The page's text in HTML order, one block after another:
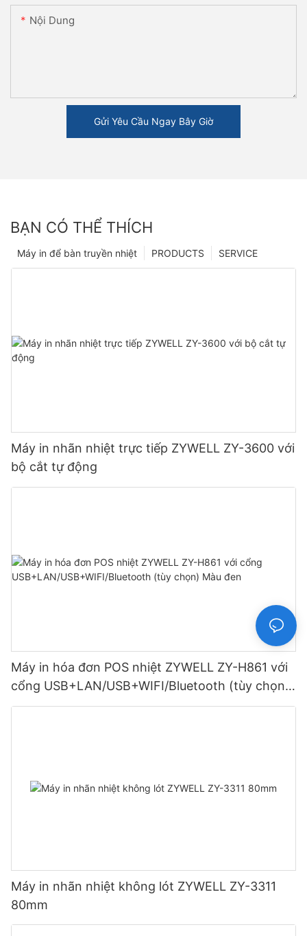
Nội Dung
Gửi Yêu Cầu Ngay Bây Giờ
BẠN CÓ THỂ THÍCH
SERVICE
PRODUCTS
Máy in để bàn truyền nhiệt
Máy in nhãn nhiệt trực tiếp ZYWELL ZY-3600 với
bộ cắt tự động
Máy in hóa đơn POS nhiệt ZYWELL ZY-H861 với
cổng USB+LAN/USB+WIFI/Bluetooth (tùy chọn)
Màu đen
Máy in nhãn nhiệt không lót ZYWELL ZY-3311
80mm